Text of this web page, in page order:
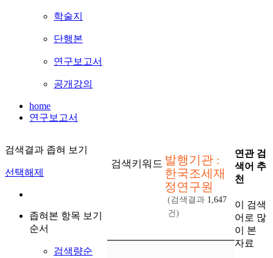
학술지
단행본
연구보고서
공개강의
home
연구보고서
검색결과 좁혀 보기
선택해제
좁혀본 항목 보기
순서
검색량순
검색키워드 발행기관 :
한국조세재
정연구원
(검색결과 1,647
건)
연관 검
색어 추
천
이 검색
어로 많
이 본
자료